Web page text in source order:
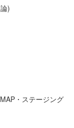
)
・ステージング